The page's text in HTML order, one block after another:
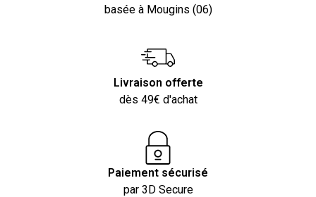
basée à Mougins (06)
Livraison offerte
dès 49€ d'achat
Paiement sécurisé
par 3D Secure